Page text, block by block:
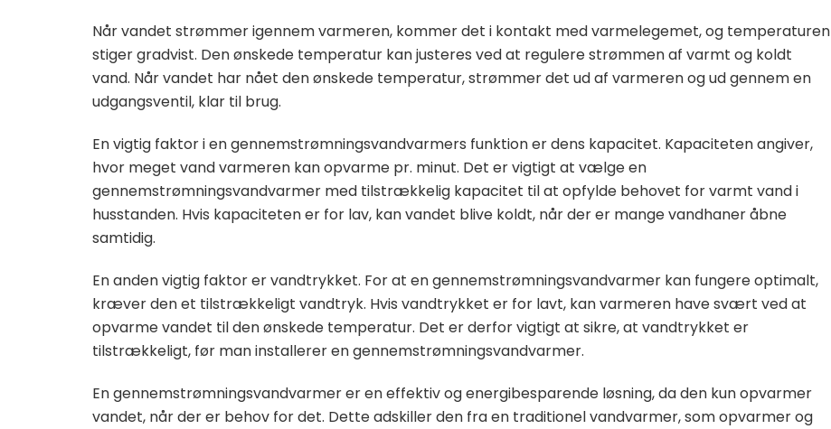
Når vandet strømmer igennem varmeren, kommer det i kontakt med varmelegemet, og temperaturen
stiger gradvist. Den ønskede temperatur kan justeres ved at regulere strømmen af varmt og koldt
vand. Når vandet har nået den ønskede temperatur, strømmer det ud af varmeren og ud gennem en
udgangsventil, klar til brug.
En vigtig faktor i en gennemstrømningsvandvarmers funktion er dens kapacitet. Kapaciteten angiver,
hvor meget vand varmeren kan opvarme pr. minut. Det er vigtigt at vælge en
gennemstrømningsvandvarmer med tilstrækkelig kapacitet til at opfylde behovet for varmt vand i
husstanden. Hvis kapaciteten er for lav, kan vandet blive koldt, når der er mange vandhaner åbne
samtidig.
En anden vigtig faktor er vandtrykket. For at en gennemstrømningsvandvarmer kan fungere optimalt,
kræver den et tilstrækkeligt vandtryk. Hvis vandtrykket er for lavt, kan varmeren have svært ved at
opvarme vandet til den ønskede temperatur. Det er derfor vigtigt at sikre, at vandtrykket er
tilstrækkeligt, før man installerer en gennemstrømningsvandvarmer.
En gennemstrømningsvandvarmer er en effektiv og energibesparende løsning, da den kun opvarmer
vandet, når der er behov for det. Dette adskiller den fra en traditionel vandvarmer, som opvarmer og